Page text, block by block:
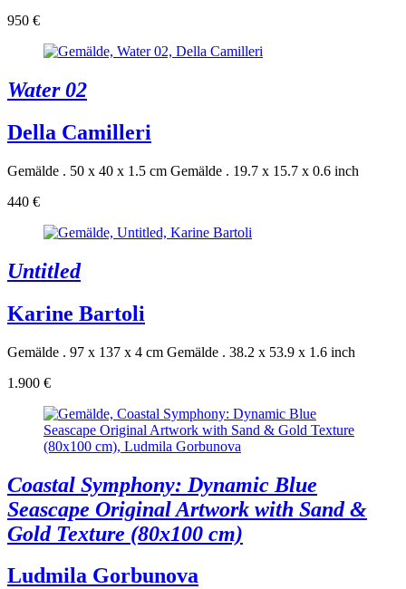
950 €
Water 02
Della Camilleri
Gemälde . 50 x 40 x 1.5 cm Gemälde . 19.7 x 15.7 x 0.6 inch
440 €
Untitled
Karine Bartoli
Gemälde . 97 x 137 x 4 cm Gemälde . 38.2 x 53.9 x 1.6 inch
1.900 €
Coastal Symphony: Dynamic Blue
Seascape Original Artwork with Sand &
Gold Texture (80x100 cm)
Ludmila Gorbunova